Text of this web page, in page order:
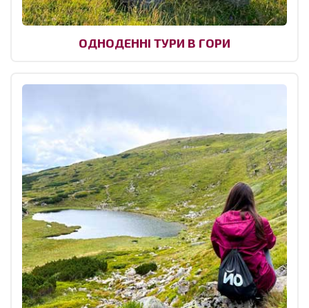
ОДНОДЕННІ ТУРИ В ГОРИ